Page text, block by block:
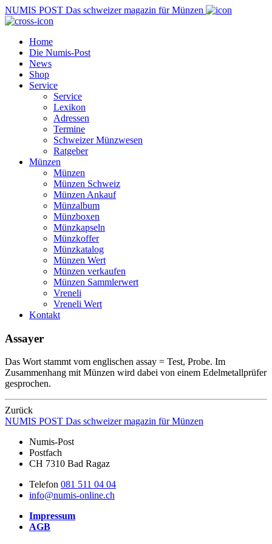
NUMIS POST Das schweizer magazin für Münzen
Home
Die Numis-Post
News
Shop
Service
Service
Lexikon
Adressen
Termine
Schweizer Münzwesen
Ratgeber
Münzen
Münzen
Münzen Schweiz
Münzen Ankauf
Münzalbum
Münzboxen
Münzkapseln
Münzkoffer
Münzkatalog
Münzen Wert
Münzen verkaufen
Münzen Sammlerwert
Vreneli
Vreneli Wert
Kontakt
Assayer
Das Wort stammt vom englischen assay = Test, Probe. Im
Zusammenhang mit Münzen wird dabei von einem Edelmetallprüfer
gesprochen.
Zurück
NUMIS POST Das schweizer magazin für Münzen
Numis-Post
Postfach
CH 7310 Bad Ragaz
Telefon 081 511 04 04
info@numis-online.ch
Impressum
AGB